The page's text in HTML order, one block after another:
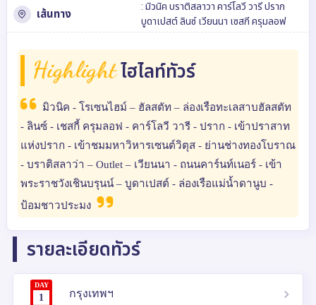
เส้นทาง
: มิวนิค บราติสลาวา คาร์โลวี วารี ปราก
บูดาเปสต์ ลินซ์ เวียนนา เซสกี ครุมลอฟ
Highlight ไฮไลท์ทัวร์
มิวนิค - โรเซนไฮม์ – ฮัลสตัท – ล่องเรือทะเลสาบฮัลสตัท
- ลินซ์ - เชสกี้ ครุมลอฟ - คาร์โลวี วารี - ปราก - เข้าปราสาท
แห่งปราก - เข้าชมมหาวิหารเซนต์วิตุส - ย่านช่างทองโบราณ
- บราติสลาว่า – Outlet – เวียนนา - ถนนคาร์นท์เนอร์ - เข้า
พระราชวังเชินบรุนน์ – บูดาเปสต์ - ล่องเรือแม่น้ำดานูบ -
ป้อมชาวประมง
รายละเอียดทัวร์
DAY
1 กรุงเทพฯ